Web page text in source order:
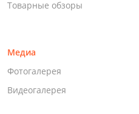
Товарные обзоры
Медиа
Фотогалерея
Видеогалерея